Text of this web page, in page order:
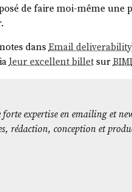
de faire moi-même une
dans Email deliverability
leur excellent billetsurBIMI
forte expertise en emailing et
rédaction, conception et